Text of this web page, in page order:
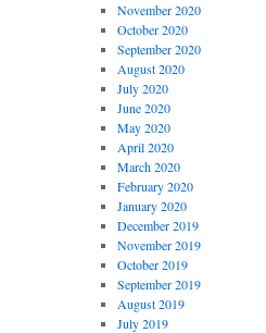
November 2020
October 2020
September 2020
August 2020
July 2020
June 2020
May 2020
April 2020
March 2020
February 2020
January 2020
December 2019
November 2019
October 2019
September 2019
August 2019
July 2019